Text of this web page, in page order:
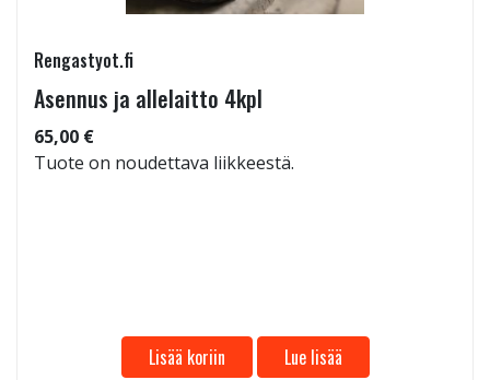
Rengastyot.fi
Asennus ja allelaitto 4kpl
65,00 €
Tuote on noudettava liikkeestä.
Lisää koriin Lue lisää